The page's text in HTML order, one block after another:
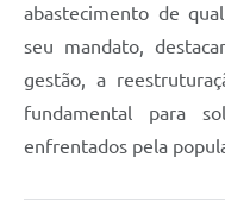
abastecimento de
seu mandato,
gestão, a
fundamental para
enfrentados pela